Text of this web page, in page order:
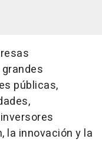
públicas,
la innovación y la